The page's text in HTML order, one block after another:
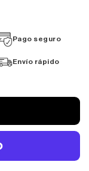
Pago seguro
Envío rápido